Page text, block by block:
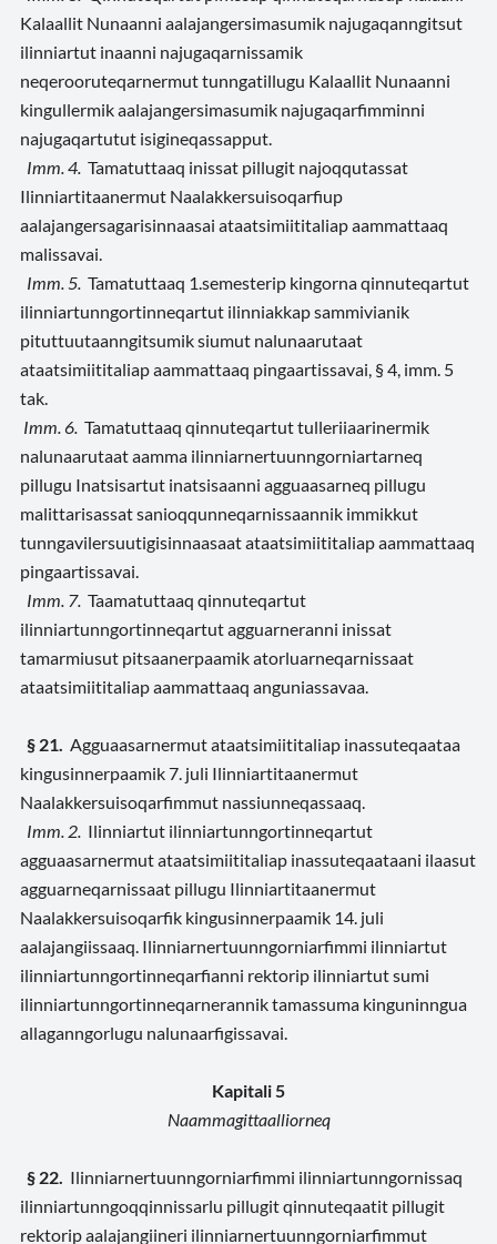
Kalaallit Nunaanni aalajangersimasumik najugaqanngitsut
ilinniartut inaanni najugaqarnissamik
neqerooruteqarnermut tunngatillugu Kalaallit Nunaanni
kingullermik aalajangersimasumik najugaqarfimminni
najugaqartutut isigineqassapput.
Imm. 4. Tamatuttaaq inissat pillugit najoqqutassat
Ilinniartitaanermut Naalakkersuisoqarfiup
aalajangersagarisinnaasai ataatsimiititaliap aammattaaq
malissavai.
Imm. 5. Tamatuttaaq 1.semesterip kingorna qinnuteqartut
ilinniartunngortinneqartut ilinniakkap sammivianik
pituttuutaanngitsumik siumut nalunaarutaat
ataatsimiititaliap aammattaaq pingaartissavai, § 4, imm. 5
tak.
Imm. 6. Tamatuttaaq qinnuteqartut tulleriiaarinermik
nalunaarutaat aamma ilinniarnertuunngorniartarneq
pillugu Inatsisartut inatsisaanni agguaasarneq pillugu
malittarisassat sanioqqunneqarnissaannik immikkut
tunngavilersuutigisinnaasaat ataatsimiititaliap aammattaaq
pingaartissavai.
Imm. 7. Taamatuttaaq qinnuteqartut
ilinniartunngortinneqartut agguarneranni inissat
tamarmiusut pitsaanerpaamik atorluarneqarnissaat
ataatsimiititaliap aammattaaq anguniassavaa.
§ 21.
Agguaasarnermut ataatsimiititaliap inassuteqaataa
kingusinnerpaamik 7. juli Ilinniartitaanermut
Naalakkersuisoqarfimmut nassiunneqassaaq.
Imm. 2. Ilinniartut ilinniartunngortinneqartut
agguaasarnermut ataatsimiititaliap inassuteqaataani ilaasut
agguarneqarnissaat pillugu Ilinniartitaanermut
Naalakkersuisoqarfik kingusinnerpaamik 14. juli
aalajangiissaaq. Ilinniarnertuunngorniarfimmi ilinniartut
ilinniartunngortinneqarfianni rektorip ilinniartut sumi
ilinniartunngortinneqarnerannik tamassuma kinguninngua
allaganngorlugu nalunaarfigissavai.
Kapitali 5
Naammagittaalliorneq
§ 22. Ilinniarnertuunngorniarfimmi ilinniartunngornissaq
ilinniartunngoqqinnissarlu pillugit qinnuteqaatit pillugit
rektorip aalajangiineri ilinniarnertuunngorniarfimmut